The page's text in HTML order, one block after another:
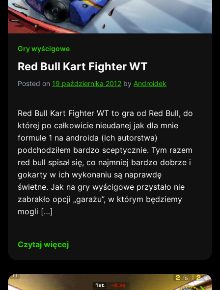
Gry wyścigowe
Red Bull Kart Fighter WT
Posted on 19 października 2012 by Androidek
Red Bull Kart Fighter WT to gra od Red Bull, do
której po całkowicie nieudanej jak dla mnie
formule 1 na androida (ich autorstwa)
podchodziłem bardzo sceptycznie. Tym razem
red bull spisał się, co najmniej bardzo dobrze i
gokarty w ich wykonaniu są naprawdę
świetne. Jak na gry wyścigowe przystało nie
zabrakło opcji „garażu”, w którym będziemy
mogli […]
Czytaj więcej